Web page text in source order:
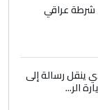
شرطة عراقي
ينقل رسالة إلى
الر...